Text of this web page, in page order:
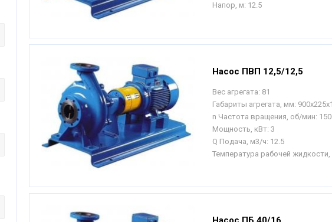
Напор, м: 12.5
Насос ПВП 12,5/12,5
Вес агрегата: 81
Габариты агрегата, мм:
n Частота вращения, об/мин:
Мощность, кВт: 3
Q Подача, м3/ч: 12.5
Температура рабочей жидкости,